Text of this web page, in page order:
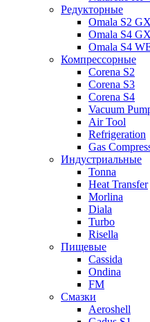
Редукторные
Omala S2
Omala S4
Omala S4
Компрессорные
Corena S2
Corena S3
Corena S4
Vacuum
Air Tool
Refrigeration
Gas
Индустриальные
Tonna
Heat Transfer
Morlina
Diala
Turbo
Risella
Пищевые
Cassida
Ondina
FM
Смазки
Aeroshell